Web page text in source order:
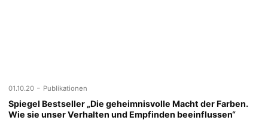
01.10.20 - Publikationen
Spiegel Bestseller „Die geheimnisvolle Macht der Farben.
Wie sie unser Verhalten und Empfinden beeinflussen“